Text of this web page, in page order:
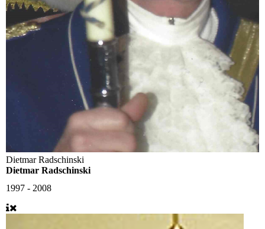
Dietmar Radschinski
Dietmar Radschinski
1997 - 2008